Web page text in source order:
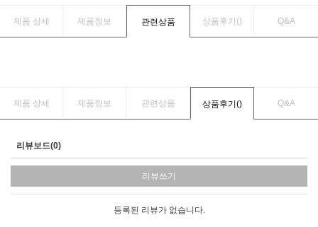
제품 상세 제품정보 관련상품 상품후기() Q&A
제품 상세 제품정보 관련상품 상품후기() Q&A
리뷰보드(0)
리뷰쓰기
등록된 리뷰가 없습니다.